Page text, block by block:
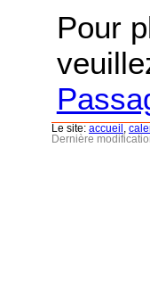
Pour
Le site: accueil
Dernière